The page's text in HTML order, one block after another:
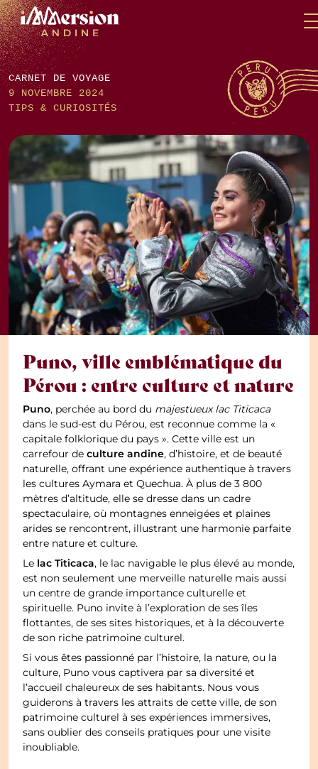
Skip
to
content
CARNET DE VOYAGE
9 NOVEMBRE 2024
TIPS & CURIOSITÉS
Puno, ville emblématique du
Pérou : entre culture et nature
Puno, perchée au bord du majestueux lac Titicaca
dans le sud-est du Pérou, est reconnue comme la «
capitale folklorique du pays ». Cette ville est un
carrefour deculture andine, d’histoire, et de beauté
naturelle, offrant une expérience authentique à travers
les cultures Aymara et Quechua. À plus de 3 800
mètres d’altitude, elle se dresse dans un cadre
spectaculaire, où montagnes enneigées et plaines
arides se rencontrent, illustrant une harmonie parfaite
entre nature et culture.
Le lac Titicaca, le lac navigable le plus élevé au monde,
est non seulement une merveille naturelle mais aussi
un centre de grande importance culturelle et
spirituelle. Puno invite à l’exploration de ses îles
flottantes, de ses sites historiques, et à la découverte
de son riche patrimoine culturel.
Si vous êtes passionné par l’histoire, la nature, ou la
culture, Puno vous captivera par sa diversité et
l’accueil chaleureux de ses habitants. Nous vous
guiderons à travers les attraits de cette ville, de son
patrimoine culturel à ses expériences immersives,
sans oublier des conseils pratiques pour une visite
inoubliable.
Panneau de gestion des cookies